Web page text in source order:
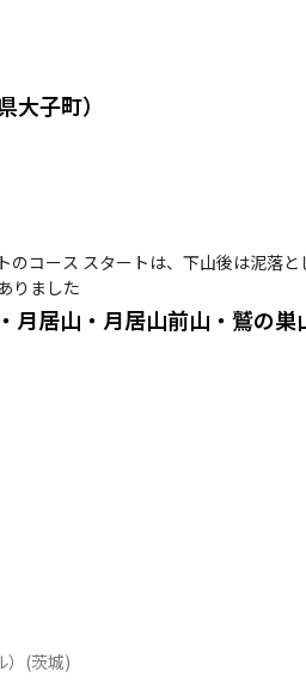
子町）
コース スタートは、下山後は泥落
ありました
(茨城)